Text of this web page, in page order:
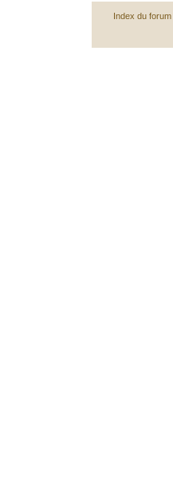
Index du forum